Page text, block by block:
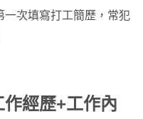
一次填寫打工簡歷，常犯
經歷+工作內